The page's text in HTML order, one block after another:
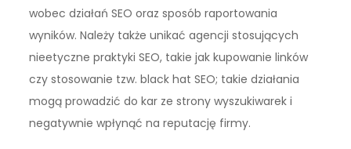
wobec działań SEO oraz sposób raportowania
wyników. Należy także unikać agencji stosujących
nieetyczne praktyki SEO, takie jak kupowanie linków
czy stosowanie tzw. black hat SEO; takie działania
mogą prowadzić do kar ze strony wyszukiwarek i
negatywnie wpłynąć na reputację firmy.